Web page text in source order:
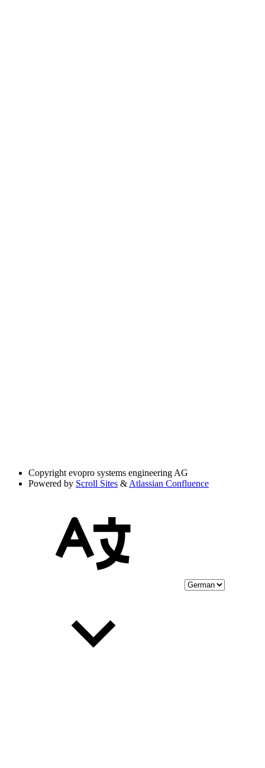
Copyright evopro systems engineering AG
Powered by Scroll Sites & Atlassian Confluence